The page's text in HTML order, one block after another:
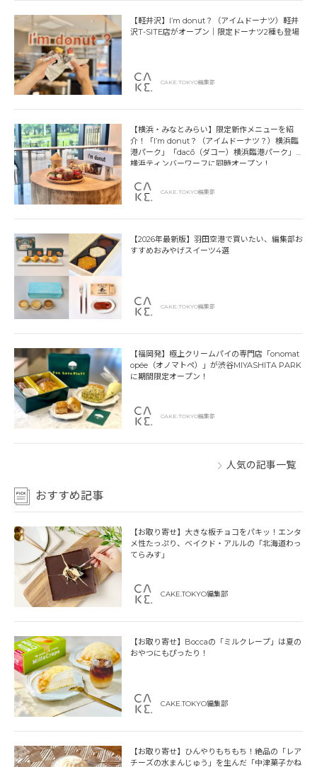
【軽井沢】I’m donut？（アイムドーナツ）軽井
沢T-SITE店がオープン｜限定ドーナツ2種も登場
CAKE.TOKYO編集部
【横浜・みなとみらい】限定新作メニューを紹
介！「I’m donut？（アイムドーナツ？）横浜臨
港パーク」「dacō（ダコー）横浜臨港パーク」
横浜ティンバーワーフに同時オープン！
CAKE.TOKYO編集部
【2026年最新版】羽田空港で買いたい、編集部お
すすめおみやげスイーツ4選
CAKE.TOKYO編集部
【福岡発】極上クリームパイの専門店「onomat
opée（オノマトペ）」が渋谷MIYASHITA PARK
に期間限定オープン！
CAKE.TOKYO編集部
人気の記事一覧
おすすめ記事
【お取り寄せ】大きな板チョコをパキッ！エンタ
メ性たっぷり、ベイクド・アルルの「北海道わっ
てらみす」
CAKE.TOKYO編集部
【お取り寄せ】Boccaの「ミルクレープ」は夏の
おやつにもぴったり！
CAKE.TOKYO編集部
【お取り寄せ】ひんやりもちもち！絶品の「レア
チーズの水まんじゅう」を生んだ「中津菓子かね